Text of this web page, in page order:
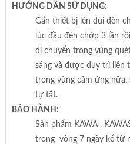
HƯỚNG DẪN SỬ DỤNG:
Gắn thiết bị lên đui đèn
lúc đầu đèn chớp 3 lần
di chuyển trong vùng
sáng và được duy trì liên
trong vùng cảm ứng nữa,
tự tắt.
BẢO HÀNH:
Sản phẩm KAWA ,
trong vòng 7 ngày kể từ